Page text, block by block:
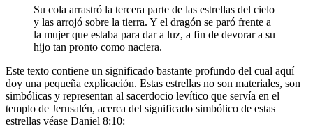
Su cola arrastró la tercera parte de las estrellas del cielo
y las arrojó sobre la tierra. Y el dragón se paró frente a
la mujer que estaba para dar a luz, a fin de devorar a su
hijo tan pronto como naciera.
Este texto contiene un significado bastante profundo del cual aquí
doy una pequeña explicación. Estas estrellas no son materiales, son
simbólicas y representan al sacerdocio levítico que servía en el
templo de Jerusalén, acerca del significado simbólico de estas
estrellas véase Daniel 8:10: